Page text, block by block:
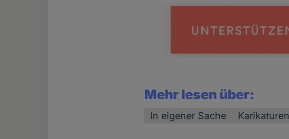
Mehr lesen über:
In eigener Sache Karikaturen